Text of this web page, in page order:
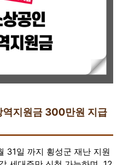
역지원금 300만원 지급
31일 까지 횡성군 재난 지원